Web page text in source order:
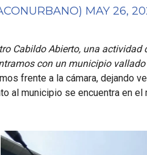
MAY 26,
Cabildo Abierto, una actividad
con un municipio
frente a la cámara, dejando
al municipio se encuentra en